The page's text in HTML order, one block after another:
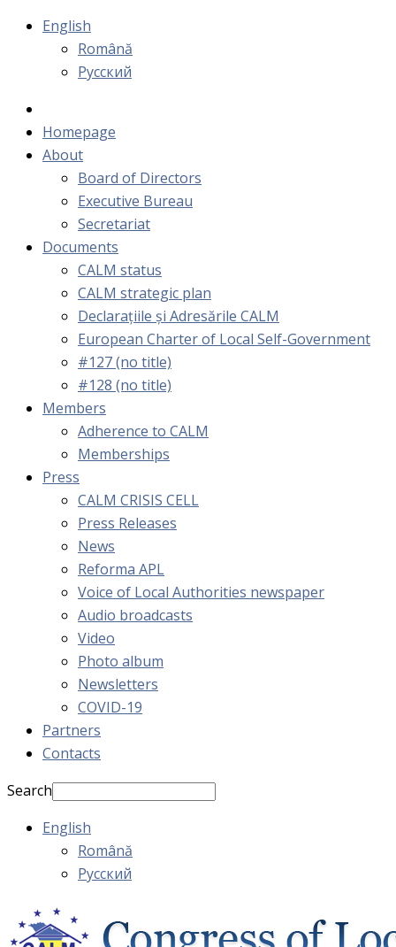
English
Română
Русский
Homepage
About
Board of Directors
Executive Bureau
Secretariat
Documents
CALM status
CALM strategic plan
Declarațiile și Adresările CALM
European Charter of Local Self-Government
#127 (no title)
#128 (no title)
Members
Adherence to CALM
Memberships
Press
CALM CRISIS CELL
Press Releases
News
Reforma APL
Voice of Local Authorities newspaper
Audio broadcasts
Video
Photo album
Newsletters
COVID-19
Partners
Contacts
Search
English
Română
Русский